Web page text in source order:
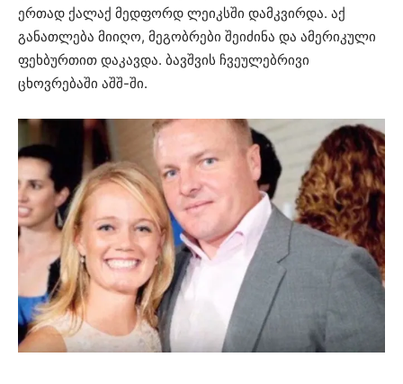
ერთად ქალაქ მედფორდ ლეიკსში დამკვირდა. აქ
განათლება მიიღო, მეგობრები შეიძინა და ამერიკული
ფეხბურთით დაკავდა. ბავშვის ჩვეულებრივი
ცხოვრებაში აშშ-ში.